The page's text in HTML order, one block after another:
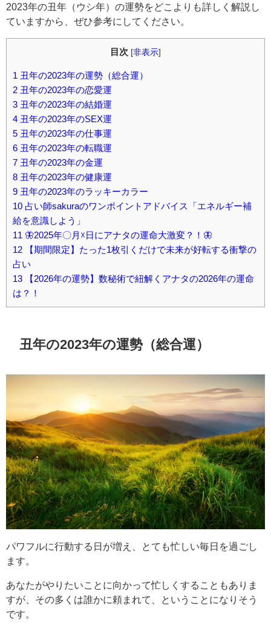
2023年の丑年（ウシ年）の運勢をどこよりも詳しく解説し
ていますから、ぜひ参考にしてください。
目次 [非表示]
1 丑年の2023年の運勢（総合運）
2 丑年の2023年の恋愛運
3 丑年の2023年の結婚運
4 丑年の2023年のSEX運
5 丑年の2023年の仕事運
6 丑年の2023年の転職運
7 丑年の2023年の金運
8 丑年の2023年の健康運
9 丑年の2023年のラッキーカラー
10 占い師sakuraのワンポイントアドバイス「エネルギー補
給を意識しよう」
11 🦋2025年〇月☓日にアナタの運命大激変？！🦋
12 【期間限定】たった1枚引くだけで未来が好転する衝撃の
占い
13 【2026年の運勢】数秘術で紐解くアナタの2026年の運命
は？！
丑年の2023年の運勢（総合運）
パワフルに行動する日が増え、とても忙しい毎日を過ごし
ます。
あなたがやりたいことに向かって忙しくすることもありま
すが、その多くは誰かに頼まれて、ということになりそう
です。